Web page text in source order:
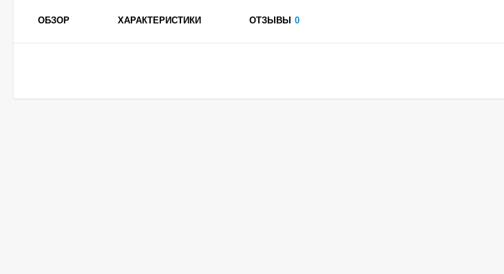
ОБЗОР ХАРАКТЕРИСТИКИ ОТЗЫВЫ 0